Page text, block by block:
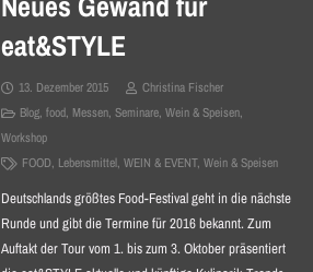
eat&STYLE
13. Dezember 2015
Christina Fischer
Blog,food, Messen,Seminare,Wein & Speisen,
Workshop
FOOD, Lebensmittel,WEIN & EVENT,Wein & Speisen
Deutschlands größtes Food-Festival geht in die nächste
Runde und gibt die Termine für 2016 bekannt. Zum
Auftakt der Tour vom 1. bis zum 3. Oktober präsentiert